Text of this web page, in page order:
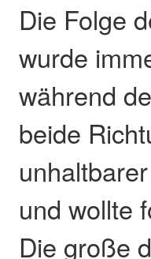
Die Folge
wurde
während
beide
und wollte
Die große